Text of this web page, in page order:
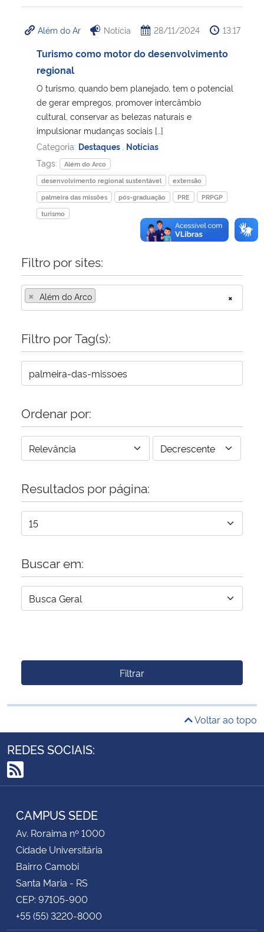
Banco Central do Brasil
Além do Ar Notícia 28/11/2024 13:17
Turismo como motor do desenvolvimento
regional
O turismo, quando bem planejado, tem o potencial
de gerar empregos, promover intercâmbio
cultural, conservar as belezas naturais e
impulsionar mudanças sociais […]
Categoria: Destaques Notícias
Tags:
Além do Arco
desenvolvimento regional sustentável
extensão
palmeira das missões
pós-graduação PRE
PRPGP
turismo
Filtro por sites:
×
× Além do Arco
Filtro por Tag(s):
Ordenar por:
Resultados por página:
Buscar em:
Filtrar
Voltar ao topo
REDES SOCIAIS:
RSS
CAMPUS SEDE
Av. Roraima nº 1000
Cidade Universitária
Bairro Camobi
Santa Maria - RS
CEP: 97105-900
+55 (55) 3220-8000